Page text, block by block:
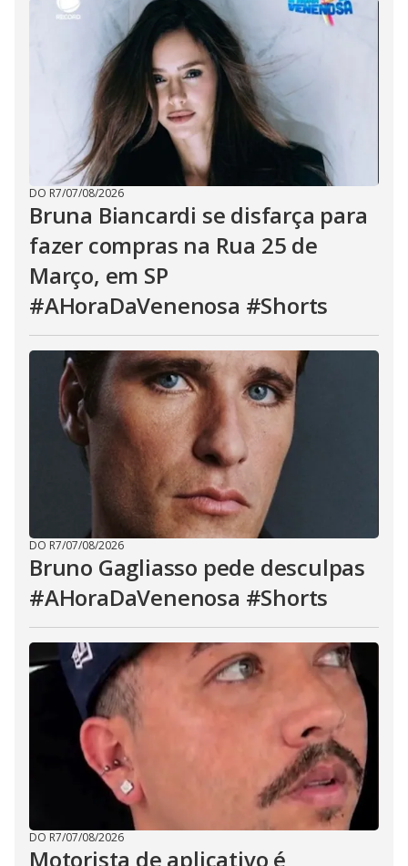
DO R7/07/08/2026
Bruna Biancardi se disfarça para
fazer compras na Rua 25 de
Março, em SP
#AHoraDaVenenosa #Shorts
DO R7/07/08/2026
Bruno Gagliasso pede desculpas
#AHoraDaVenenosa #Shorts
DO R7/07/08/2026
Motorista de aplicativo é